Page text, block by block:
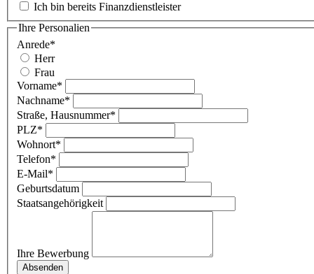
Ich bin bereits Finanzdienstleister
Ihre Personalien
Anrede*
Herr
Frau
Vorname*
Nachname*
Straße, Hausnummer*
PLZ*
Wohnort*
Telefon*
E-Mail*
Geburtsdatum
Staatsangehörigkeit
Ihre Bewerbung